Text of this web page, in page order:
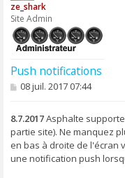
ze_shark
Site Admin
Push notifications
M
s
a
g
e
08 juil. 2017 07:44
8.7.2017Asphalte
partie site). Ne manquez
en bas à droite de l'écran
une notification push